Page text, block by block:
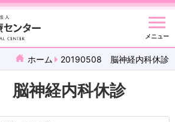
メニュー
ホーム 20190508 脳神経内科休診
神経内科休診